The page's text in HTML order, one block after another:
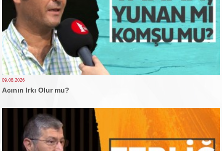
09.08.2026
Acının Irkı Olur mu?